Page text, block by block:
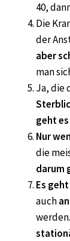
40,
Die
der
aber
man
Ja, die
geht
Nur
die
darum
Es
auch